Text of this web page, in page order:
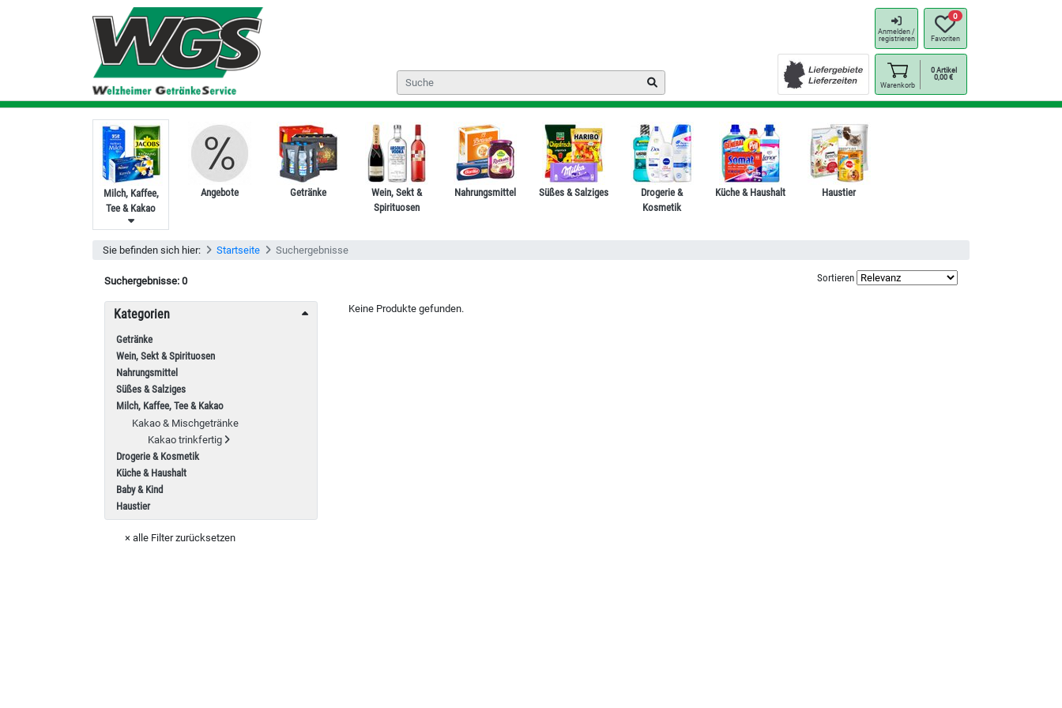
Anmelden /
registrieren
0
Favoriten
Warenkorb
0 Artikel
0,00€
Milch, Kaffee,
Tee & Kakao
Angebote Getränke
Wein, Sekt &
Spirituosen
Nahrungsmittel Süßes & Salziges
Drogerie &
Kosmetik
Küche & Haushalt Haustier
Sie befinden sich hier: Startseite Suchergebnisse
Suchergebnisse: 0 Sortieren
Kategorien
Getränke
Wein, Sekt & Spirituosen
Nahrungsmittel
Süßes & Salziges
Milch, Kaffee, Tee & Kakao
Kakao & Mischgetränke
Kakao trinkfertig
Drogerie & Kosmetik
Küche & Haushalt
Baby & Kind
Haustier
× alle Filter zurücksetzen
Keine Produkte gefunden.